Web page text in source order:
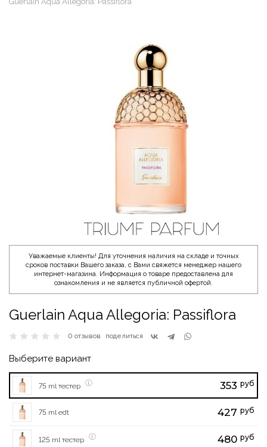
Уважаемые клиенты! Для уточнения наличия на складе и точных
сроков поставки Вашего заказа, с Вами свяжется менеджер нашего
интернет-магазина. Информация о товаре предоставлена для
ознакомления и не является публичной офертой.
Guerlain Aqua Allegoria: Passiflora
0 отзывов поделиться
Выберите вариант
75 ml тестер 353 руб
75 ml edt 427 руб
125 ml тестер 480 руб